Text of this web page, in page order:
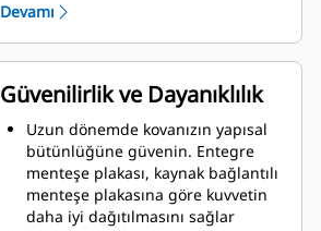
İlave taban mesafesi, kovanın alt
tarafının kazı yapmamasını
sağlayarak bakım maliyetlerini
azaltır.
Kazma işlemi sırasında yakıt
tüketimi en yüksek düzeydedir. Cat
kovaları, makinenizin toplam
çalışma üretkenliğini iyileştirmek
amacıyla malzemeleri hızlı biçimde
kesmek üzere tasarlanmıştır.
Devamı
Güvenilirlik ve Dayanıklılık
Uzun dönemde kovanızın yapısal
bütünlüğüne güvenin. Entegre
menteşe plakası, kaynak bağlantılı
menteşe plakasına göre kuvvetin
daha iyi dağıtılmasını sağlar